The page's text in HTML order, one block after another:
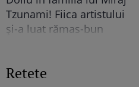
Tzunami! Fiica artistului
și-a luat rămas-bun
Retete